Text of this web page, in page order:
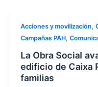
Acciones y movilización,
Campañas PAH,
La Obra Social
edificio de Caixa
familias